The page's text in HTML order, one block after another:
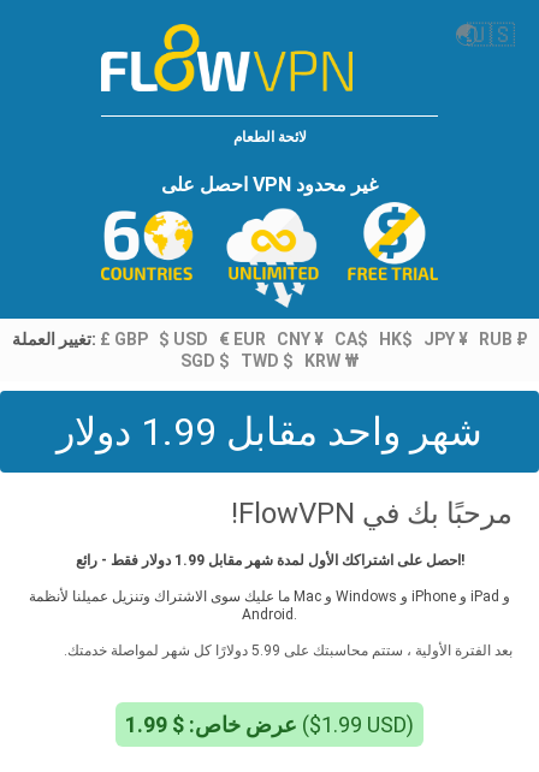
🌏🇺🇸
لائحة الطعام
احصل على VPN غير محدود
تغيير العملة: £ GBP $ USD € EUR CNY ¥ CA$ HK$ JPY ¥
RUB ₽
SGD $
TWD $ KRW ₩
شهر واحد مقابل 1.99 دولار
مرحبًا بك في FlowVPN!
احصل على اشتراكك الأول لمدة شهر مقابل 1.99 دولار فقط - رائع!
ما عليك سوى الاشتراك وتنزيل عميلنا لأنظمة Mac و Windows و iPhone و iPad و
Android.
بعد الفترة الأولية ، ستتم محاسبتك على 5.99 دولارًا كل شهر لمواصلة خدمتك.
عرض خاص: $ 1.99 ($1.99 USD)